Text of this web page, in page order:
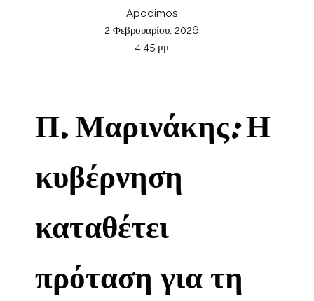
Apodimos
2 Φεβρουαρίου, 2026
4:45 μμ
Π. Μαρινάκης: Η
κυβέρνηση
καταθέτει
πρόταση για τη